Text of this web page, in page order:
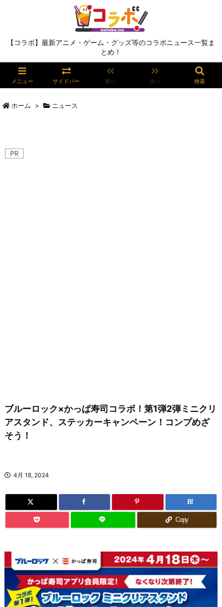
【コラボ】最新アニメ・ゲーム・グッズ等のコラボニュース一覧ま
とめ！
メニュー サイドバー 前へ 次へ 検索
ホーム > ニュース
ブルーロック×かっぱ寿司コラボ！第1弾2弾ミニクリ
アスタンド、ステッカーキャンペーン！コンプめざ
そう！
4月 18, 2024
B!
Copy